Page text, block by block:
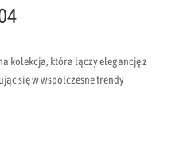
kolekcja, która łączy elegancję z
się w współczesne trendy